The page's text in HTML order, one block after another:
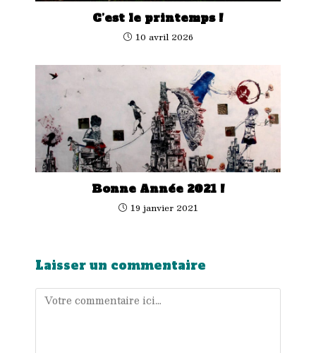
C’est le printemps !
10 avril 2026
Bonne Année 2021 !
19 janvier 2021
Laisser un commentaire
Comment